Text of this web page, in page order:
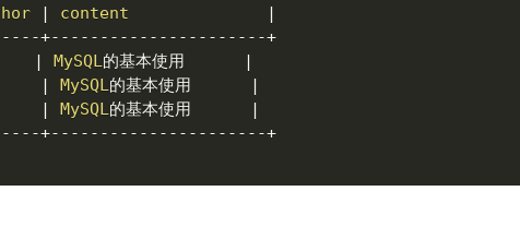
| content
|
-- --+-- -- -- -- -- -- -- -- -- -- --+
| MySQL的基本使用
|
| MySQL的基本使用
|
| MySQL的基本使用
|
-- --+-- -- -- -- -- -- -- -- -- -- --+